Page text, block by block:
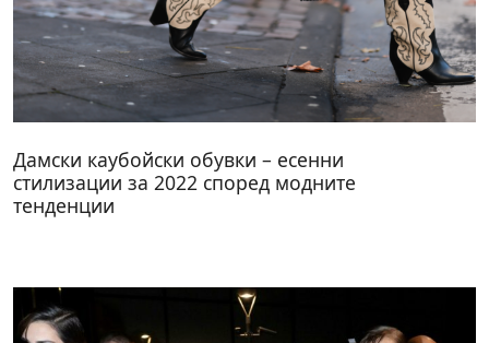
Дамски каубойски обувки – есенни
стилизации за 2022 според модните
тенденции